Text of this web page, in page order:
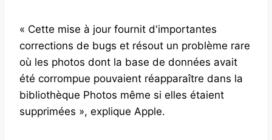
« Cette mise à jour fournit d'importantes
corrections de bugs et résout un problème rare
où les photos dont la base de données avait
été corrompue pouvaient réapparaître dans la
bibliothèque Photos même si elles étaient
supprimées », explique Apple.